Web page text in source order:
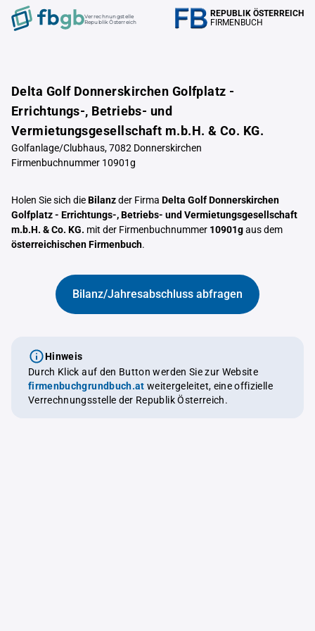
Verrechnungstelle
Republik Österreich
REPUBLIK ÖSTERREICH
FIRMENBUCH
Delta Golf Donnerskirchen Golfplatz -
Errichtungs-, Betriebs- und
Vermietungsgesellschaft m.b.H. & Co. KG.
Golfanlage/Clubhaus, 7082 Donnerskirchen
Firmenbuchnummer 10901g
Holen Sie sich dieBilanzder Firma Delta Golf Donnerskirchen
Golfplatz - Errichtungs-, Betriebs- und Vermietungsgesellschaft
m.b.H. & Co. KG. mit der Firmenbuchnummer 10901gaus dem
österreichischen Firmenbuch.
Bilanz/Jahresabschluss abfragen
Hinweis
Durch Klick auf den Button werden Sie zur Website
firmenbuchgrundbuch.at weitergeleitet, eine offizielle
Verrechnungsstelle der Republik Österreich.